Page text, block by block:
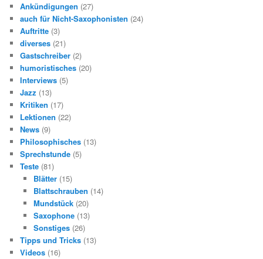
n
Ankündigungen (27)
auch für Nicht-Saxophonisten (24)
Auftritte (3)
diverses (21)
Gastschreiber (2)
humoristisches (20)
Interviews (5)
Jazz (13)
Kritiken (17)
Lektionen (22)
News (9)
Philosophisches (13)
Sprechstunde (5)
Teste (81)
Blätter(15)
Blattschrauben (14)
Mundstück(20)
Saxophone(13)
Sonstiges(26)
Tipps und Tricks (13)
Videos (16)